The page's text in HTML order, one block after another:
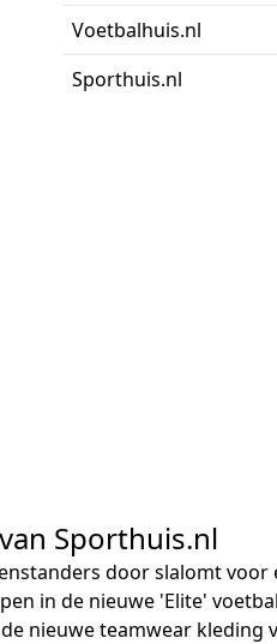
Voetbalhuis.nl
Sporthuis.nl
Sporthuis.nl
door slalomt voor
in de nieuwe 'Elite'
nieuwe teamwear kleding